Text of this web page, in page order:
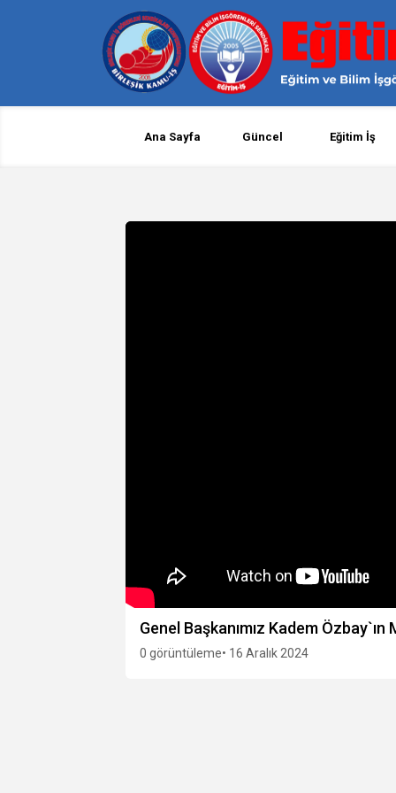
Ana Sayfa Güncel Eğitim İş
Genel Başkanımız Kadem
0 görüntüleme• 16 Aralık 2024